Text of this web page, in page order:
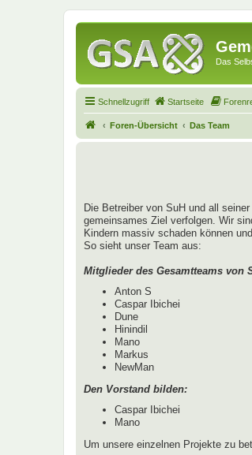
Das
Schnellzugriff Startseite
Foren-Übersicht Das Team
Die Betreiber von SuH und all
gemeinsames Ziel verfolgen. Wir
Kindern massiv schaden können
So sieht unser Team aus:
Mitglieder des Gesamtteams von
Anton S
Caspar Ibichei
Dune
Hinindil
Mano
Markus
NewMan
Den Vorstand bilden:
Caspar Ibichei
Mano
Um unsere einzelnen Projekte zu